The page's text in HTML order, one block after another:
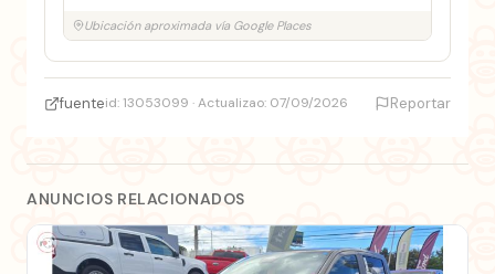
Ubicación aproximada vía Google Places
fuenteid: 13053099 · Actualizao: 07/09/2026 Reportar
ANUNCIOS RELACIONADOS